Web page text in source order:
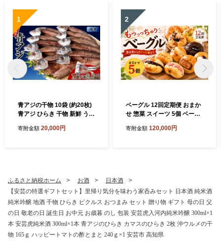
1
青アジの干物 10袋 (約20枚)
青アジ ひらき 干物 新鮮 うす
あじ ご飯のおかず 酒の肴 魚
田渕水産
寄附金額 20,000円
2
ベーグル 12回定期便 おまか
せ 惣菜 スイーツ 5個 ベーグ
わせ 国産小麦 自家酵母 天然
ツ 食べ比べ 焼きたて 便利 こ
だわり ベーグル 冷凍保存 食
品 おいしい 高知県 安芸市
寄附金額 120,000円
ふるさと納税ホーム お酒
日本酒
【安芸の特選ギフトセット】里帰り気分を味わう家呑みセット 日本酒 純米酒
純米吟醸 地酒 干物 ひらき ピクルス おつまみ セット 贈り物 ギフト 母の日 父
の日 敬老の日 誕生日 お中元 お歳暮 のし 包装 安芸虎入河内純米吟醸 300ml×1
本 安芸虎純米酒 300ml×1本 青アジのひらき カマスのひらき 2枚 沖ウルメの干
物 165ｇ ハッピートマトの酢とまと 240ｇ×1 安芸市 高知県